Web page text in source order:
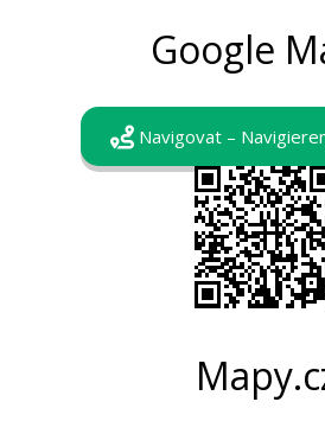
Google
Navigovat –